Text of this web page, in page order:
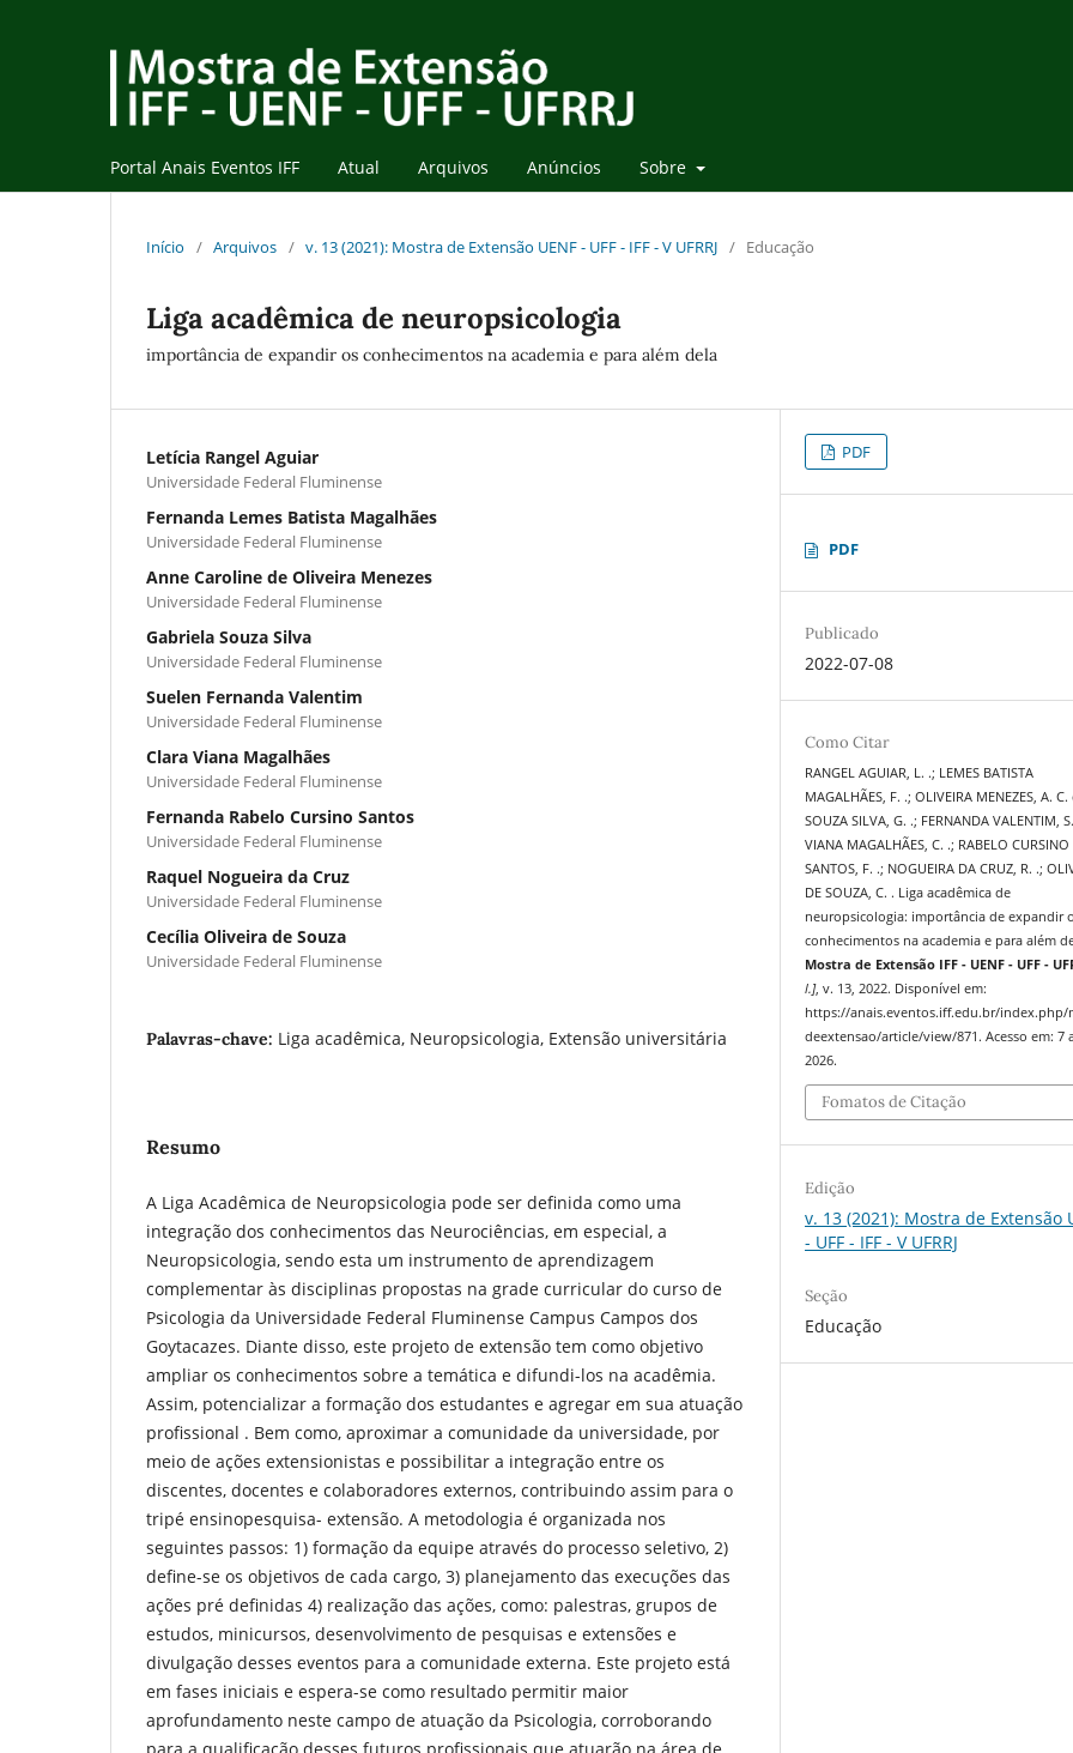
Portal Anais Eventos IFF Atual Arquivos Anúncios Sobre
Início / Arquivos / v. 13 (2021): Mostra de Extensão UENF - UFF - IFF - V UFRRJ / Educação
Liga acadêmica de neuropsicologia
importância de expandir os conhecimentos na academia e para além dela
Letícia Rangel Aguiar
Universidade Federal Fluminense
Fernanda Lemes Batista Magalhães
Universidade Federal Fluminense
Anne Caroline de Oliveira Menezes
Universidade Federal Fluminense
Gabriela Souza Silva
Universidade Federal Fluminense
Suelen Fernanda Valentim
Universidade Federal Fluminense
Clara Viana Magalhães
Universidade Federal Fluminense
Fernanda Rabelo Cursino Santos
Universidade Federal Fluminense
Raquel Nogueira da Cruz
Universidade Federal Fluminense
Cecília Oliveira de Souza
Universidade Federal Fluminense
Palavras-chave: Liga acadêmica, Neuropsicologia, Extensão universitária
Resumo
A Liga Acadêmica de Neuropsicologia pode ser definida como uma
integração dos conhecimentos das Neurociências, em especial, a
Neuropsicologia, sendo esta um instrumento de aprendizagem
complementar às disciplinas propostas na grade curricular do curso de
Psicologia da Universidade Federal Fluminense Campus Campos dos
Goytacazes. Diante disso, este projeto de extensão tem como objetivo
ampliar os conhecimentos sobre a temática e difundi-los na acadêmia.
Assim, potencializar a formação dos estudantes e agregar em sua atuação
profissional . Bem como, aproximar a comunidade da universidade, por
meio de ações extensionistas e possibilitar a integração entre os
discentes, docentes e colaboradores externos, contribuindo assim para o
tripé ensinopesquisa- extensão. A metodologia é organizada nos
seguintes passos: 1) formação da equipe através do processo seletivo, 2)
define-se os objetivos de cada cargo, 3) planejamento das execuções das
ações pré definidas 4) realização das ações, como: palestras, grupos de
estudos, minicursos, desenvolvimento de pesquisas e extensões e
divulgação desses eventos para a comunidade externa. Este projeto está
em fases iniciais e espera-se como resultado permitir maior
aprofundamento neste campo de atuação da Psicologia, corroborando
PDF
PDF
Publicado
2022-07-08
Como Citar
RANGEL AGUIAR, L. .; LEMES BATISTA
MAGALHÃES, F. .; OLIVEIRA MENEZES, A. C.
SOUZA SILVA, G. .; FERNANDA VALENTIM,
VIANA MAGALHÃES, C. .; RABELO CURSINO
SANTOS, F. .; NOGUEIRA DA CRUZ, R. .;
DE SOUZA, C. . Liga acadêmica de
neuropsicologia: importância de expandir
conhecimentos na academia e para além
Mostra de Extensão IFF - UENF - UFF -
l.], v. 13, 2022. Disponível em:
https://anais.eventos.iff.edu.br/index.php/
deextensao/article/view/871. Acesso em: 7
2026.
Fomatos de Citação
Edição
v. 13 (2021): Mostra de Extensão
- UFF - IFF - V UFRRJ
Seção
Educação